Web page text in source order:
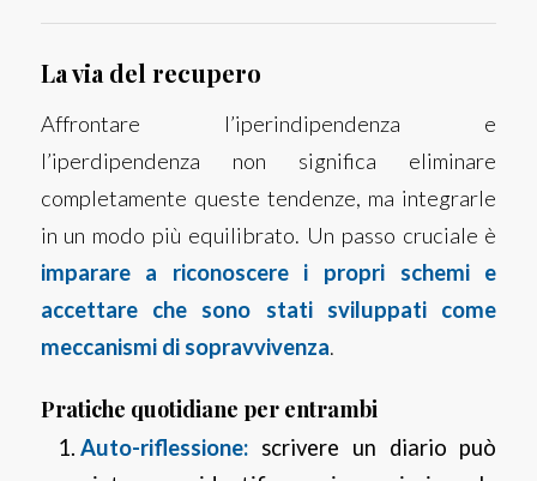
La via del recupero
Affrontare l’iperindipendenza e
l’iperdipendenza non significa eliminare
completamente queste tendenze, ma integrarle
in un modo più equilibrato. Un passo cruciale è
imparare a riconoscere i propri schemi e
accettare che sono stati sviluppati come
meccanismi di sopravvivenza.
Pratiche quotidiane per entrambi
Auto-riflessione:scrivere un diario può